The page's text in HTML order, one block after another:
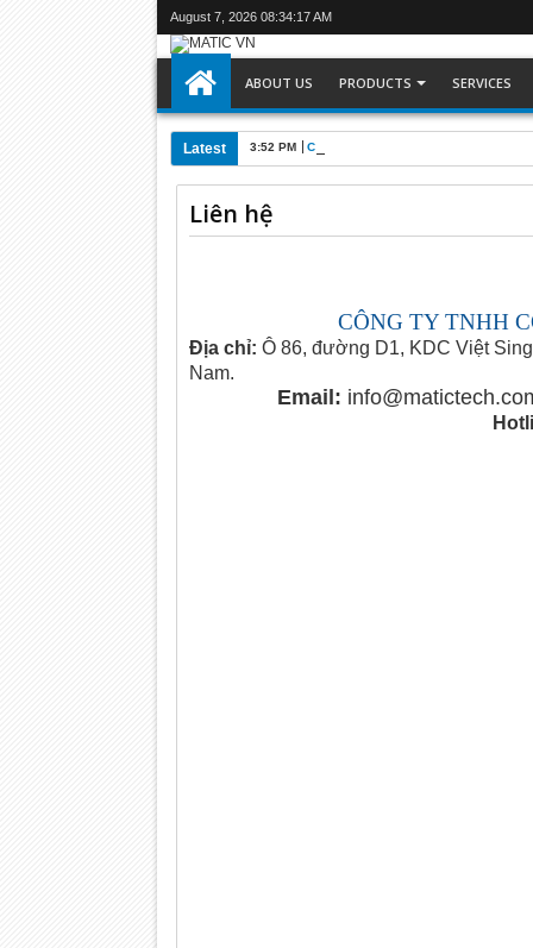
August 7, 2026 08:34:18 AM
ABOUT US PRODUCTS SERVICES
Latest 3:52 PM C6905-0010 : Máy tính công nghiệp
Liên hệ
CÔNG TY TNHH
Địa chỉ: Ô 86, đường D1, KDC Việt
Nam.
Email: